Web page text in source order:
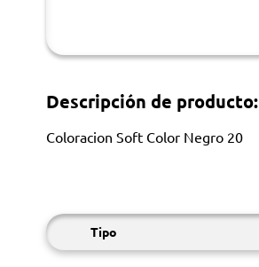
Descripción de producto:
Coloracion Soft Color Negro 20
Tipo